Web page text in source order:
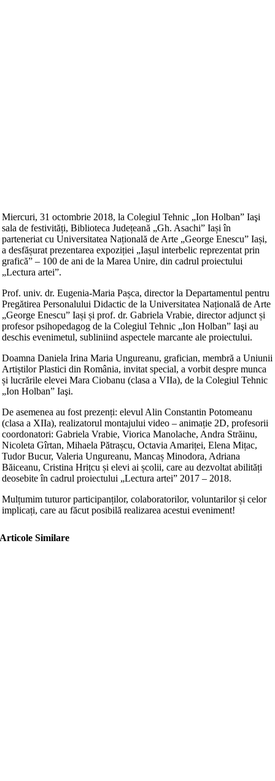
Miercuri, 31 octombrie 2018, la Colegiul Tehnic „Ion Holban” Iaşi
sala de festivități, Biblioteca Județeană „Gh. Asachi” Iași în
parteneriat cu Universitatea Națională de Arte „George Enescu” Iași,
a desfășurat prezentarea expoziției „Iașul interbelic reprezentat prin
grafică” – 100 de ani de la Marea Unire, din cadrul proiectului
„Lectura artei”.
Prof. univ. dr. Eugenia-Maria Pașca, director la Departamentul pentru
Pregătirea Personalului Didactic de la Universitatea Națională de Arte
„George Enescu” Iași și prof. dr. Gabriela Vrabie, director adjunct și
profesor psihopedagog de la Colegiul Tehnic „Ion Holban” Iaşi au
deschis evenimetul, subliniind aspectele marcante ale proiectului.
Doamna Daniela Irina Maria Ungureanu, grafician, membră a Uniunii
Artiștilor Plastici din România, invitat special, a vorbit despre munca
și lucrările elevei Mara Ciobanu (clasa a VIIa), de la Colegiul Tehnic
„Ion Holban” Iaşi.
De asemenea au fost prezenți: elevul Alin Constantin Potomeanu
(clasa a XIIa), realizatorul montajului video – animație 2D, profesorii
coordonatori: Gabriela Vrabie, Viorica Manolache, Andra Străinu,
Nicoleta Gîrtan, Mihaela Pătrașcu, Octavia Amariței, Elena Mițac,
Tudor Bucur, Valeria Ungureanu, Mancaș Minodora, Adriana
Băiceanu, Cristina Hrițcu și elevi ai școlii, care au dezvoltat abilități
deosebite în cadrul proiectului „Lectura artei” 2017 – 2018.
Mulțumim tuturor participanților, colaboratorilor, voluntarilor și celor
implicați, care au făcut posibilă realizarea acestui eveniment!
Articole Similare